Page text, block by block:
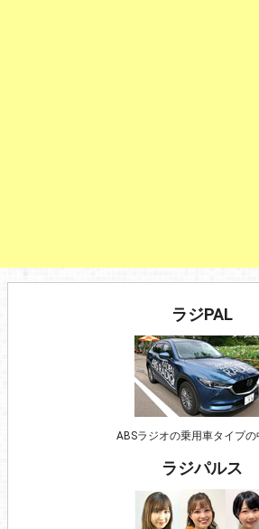
ラジPAL
ABSラジオの乗用車タイプの
ラジパルス